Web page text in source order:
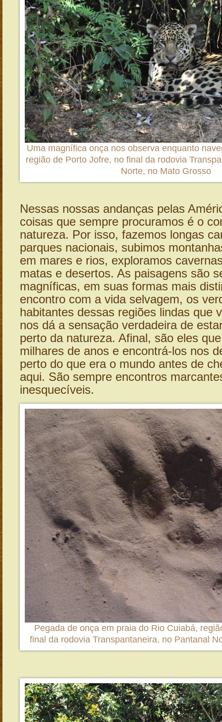
Uma magnífica onça nos observa enquanto
região de Porto Jofre, no final da rodovia
Norte, no Mato Grosso
Nessas nossas andanças pelas
coisas que sempre procuramos é o
natureza. Por isso, fazemos longas
parques nacionais, subimos
em mares e rios, exploramos
matas e desertos. As paisagens são
magníficas, em suas formas mais
encontro com a vida selvagem, os
habitantes dessas regiões lindas que
nos dá a sensação verdadeira de
perto da natureza. Afinal, são eles
milhares de anos e encontrá-los nos
perto do que era o mundo antes de
aqui. São sempre encontros
inesquecíveis.
Pegada de onça em praia do Rio Cuiabá,
final da rodovia Transpantaneira, no Pantanal